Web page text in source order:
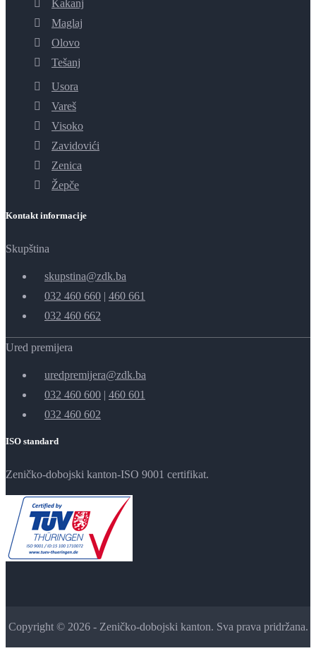
Kakanj
Maglaj
Olovo
Tešanj
Usora
Vareš
Visoko
Zavidovići
Zenica
Žepče
Kontakt informacije
Skupština
skupstina@zdk.ba
032 460 660 | 460 661
032 460 662
Ured premijera
uredpremijera@zdk.ba
032 460 600 | 460 601
032 460 602
ISO standard
Zeničko-dobojski kanton-ISO 9001 certifikat.
Copyright © 2026 - Zeničko-dobojski kanton. Sva prava pridržana.